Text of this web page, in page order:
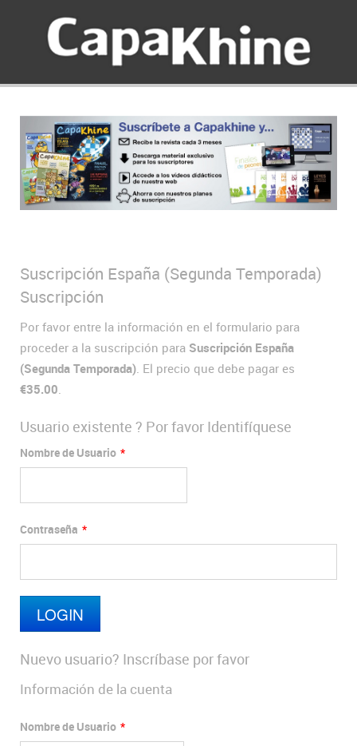
Suscripción España (Segunda Temporada)
Suscripción
Por favor entre la información en el formulario para
proceder a la suscripción para Suscripción España
(Segunda Temporada) . El precio que debe pagar es
€35.00
Usuario existente ? Por favor Identifíquese
Nombre de Usuario *
Contraseña *
Nuevo usuario? Inscríbase por favor
Información de la cuenta
Nombre de Usuario *